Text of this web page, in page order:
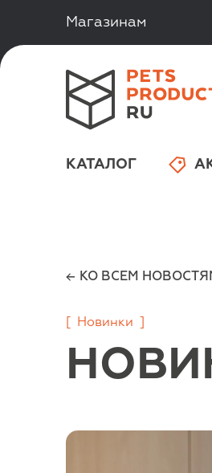
Магазинам
КАТАЛОГ
КО ВСЕМ
Новинки